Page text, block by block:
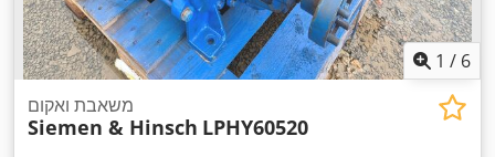
1 / 6
משאבת ואקום
Siemen & Hinsch LPHY60520